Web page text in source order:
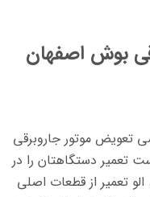
بوش اصفهان
تعویض موتور جاروبرقی
تعمیر دستگاهتان را در
تعمیر از قطعات اصلی